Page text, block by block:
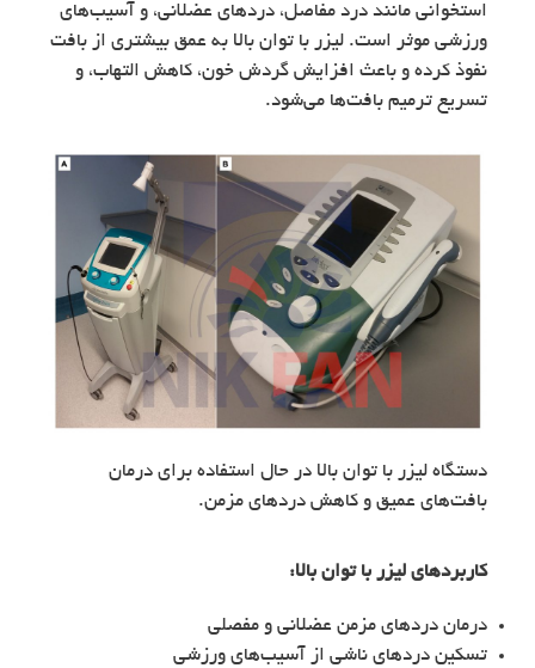
استخوانی مانند درد مفاصل، دردهای عضلانی، و آسیب‌های
ورزشی موثر است. لیزر با توان بالا به عمق بیشتری از بافت
نفوذ کرده و باعث افزایش گردش خون، کاهش التهاب، و
تسریع ترمیم بافت‌ها می‌شود.
دستگاه لیزر با توان بالا در حال استفاده برای درمان
بافت‌های عمیق و کاهش دردهای مزمن.
کاربردهای لیزر با توان بالا:
درمان دردهای مزمن عضلانی و مفصلی
تسکین دردهای ناشی از آسیب‌های ورزشی